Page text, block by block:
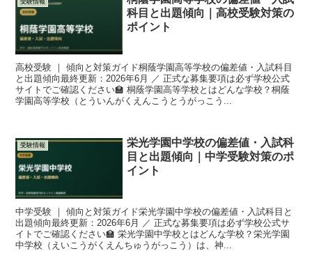
科目と出題傾向｜高校受験対策の
ポイント
高校受験 ｜ 傾向と対策ガイド桐蔭学園高等学校の偏差値・入試科目
と出題傾向最終更新：2026年6月 ／ 正式な募集要項は必ず学校公式
サイトでご確認ください🏫 桐蔭学園高等学校とはどんな学校？桐蔭
学園高等学校（とういんがくえんこうとうがっこう...
受験情報
栄光学園中学校の偏差値・入試科
目と出題傾向｜中学受験対策のポ
イント
中学受験 ｜ 傾向と対策ガイド栄光学園中学校の偏差値・入試科目と
出題傾向最終更新：2026年6月 ／ 正式な募集要項は必ず学校公式サ
イトでご確認ください🏫 栄光学園中学校とはどんな学校？栄光学園
中学校（えいこうがくえんちゅうがっこう）は、神...